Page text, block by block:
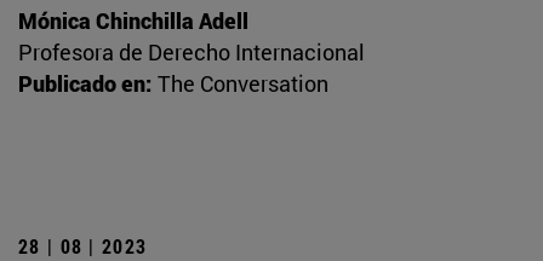
Mónica Chinchilla Adell
Profesora de Derecho Internacional
Publicado en: The Conversation
28 | 08 | 2023